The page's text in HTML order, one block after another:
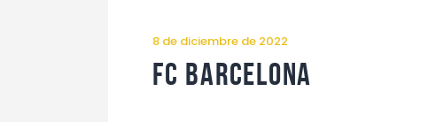
8 de diciembre de 2022
FC Barcelona